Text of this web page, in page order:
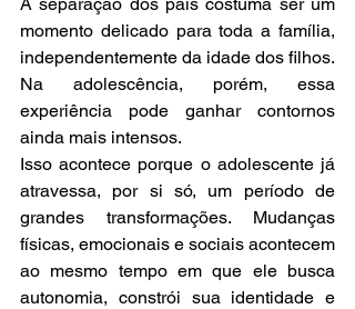
momento delicado para toda a família,
independentemente da idade dos filhos.
Na adolescência, porém, essa
experiência pode ganhar contornos
ainda mais intensos.
Isso acontece porque o adolescente já
atravessa, por si só, um período de
grandes transformações. Mudanças
físicas, emocionais e sociais acontecem
ao mesmo tempo em que ele busca
autonomia, constrói sua identidade e